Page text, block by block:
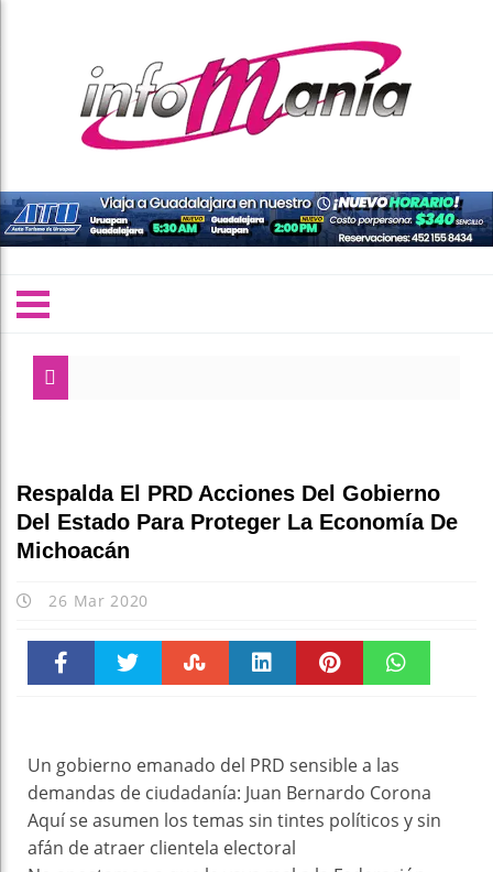
Respalda El PRD Acciones Del Gobierno
Del Estado Para Proteger La Economía De
Michoacán
26 Mar 2020
Un gobierno emanado del PRD sensible a las
demandas de ciudadanía: Juan Bernardo Corona
Aquí se asumen los temas sin tintes políticos y sin
afán de atraer clientela electoral